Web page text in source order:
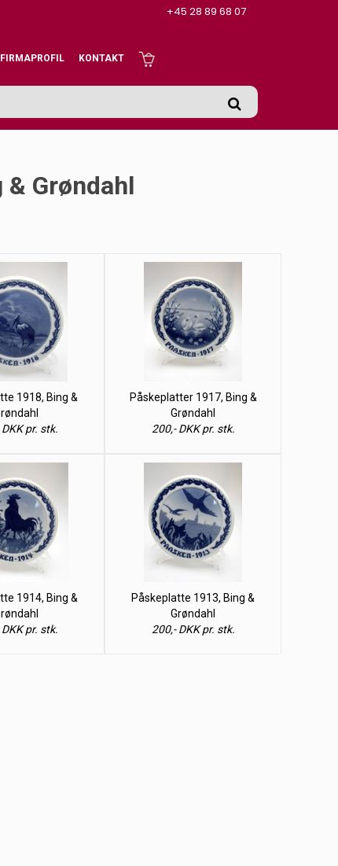
+45 28 89 68 07
FIRMAPROFIL KONTAKT
Grøndahl
1918, Bing &
pr. stk.
Påskeplatter 1917, Bing &
Grøndahl
200,- DKK pr. stk.
1914, Bing &
pr. stk.
Påskeplatte 1913, Bing &
Grøndahl
200,- DKK pr. stk.